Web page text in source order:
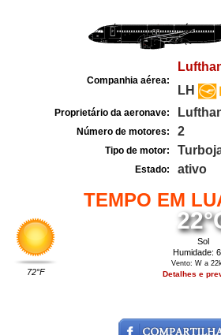
Companhia aérea:
LH
Proprietário da aeronave:
Número de motores: 2
Tipo de motor:
Estado: ativo
TEMPO EM
72°F
Sol
Humidade:
Vento: W a
Detalhes e